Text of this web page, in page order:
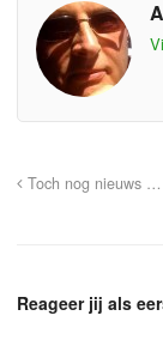
Toch nog nieuws …
Reageer jij als